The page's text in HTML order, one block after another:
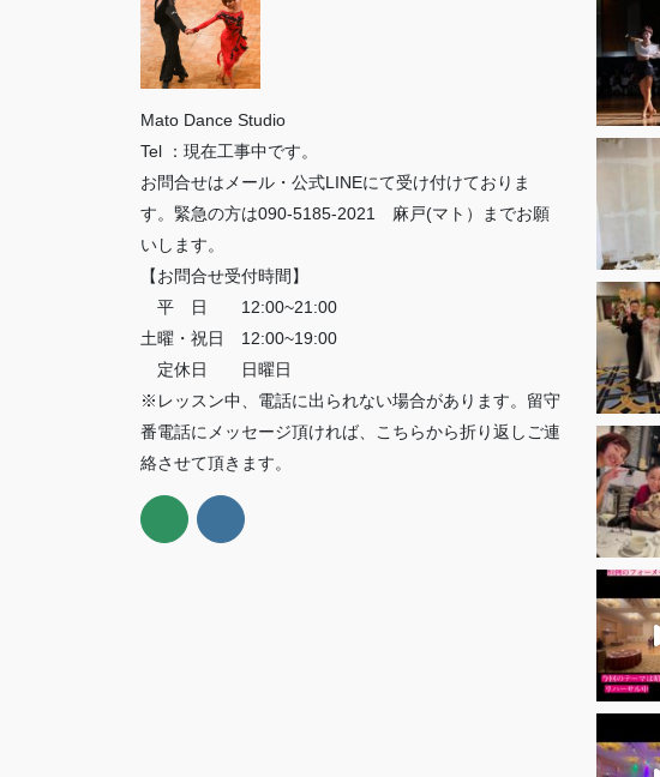
Mato Dance Studio
Tel ：現在工事中です。
お問合せはメール・公式LINEにて受け付けておりま
す。緊急の方は090-5185-2021 麻戸(マト）までお願
いします。
【お問合せ受付時間】
平 日 12:00~21:00
土曜・祝日 12:00~19:00
定休日 日曜日
※レッスン中、電話に出られない場合があります。留守
番電話にメッセージ頂ければ、こちらから折り返しご連
絡させて頂きます。